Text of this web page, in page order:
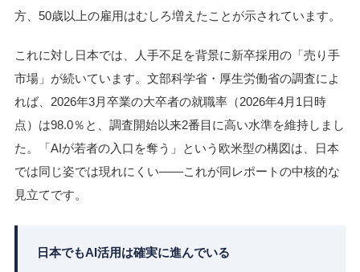
方、50歳以上の雇用はむしろ増えたことが示されています。
これに対し日本では、人手不足を背景に新卒採用の「売り手
市場」が続いています。文部科学省・厚生労働省の調査によ
れば、2026年3月卒業の大卒者の就職率（2026年4月1日時
点）は98.0％と、調査開始以来2番目に高い水準を維持しまし
た。「AIが若者の入口を奪う」という欧米型の構図は、日本
では同じ姿では現れにくい――これが同レポートの中核的な
見立てです。
日本でもAI活用は確実に進んでいる